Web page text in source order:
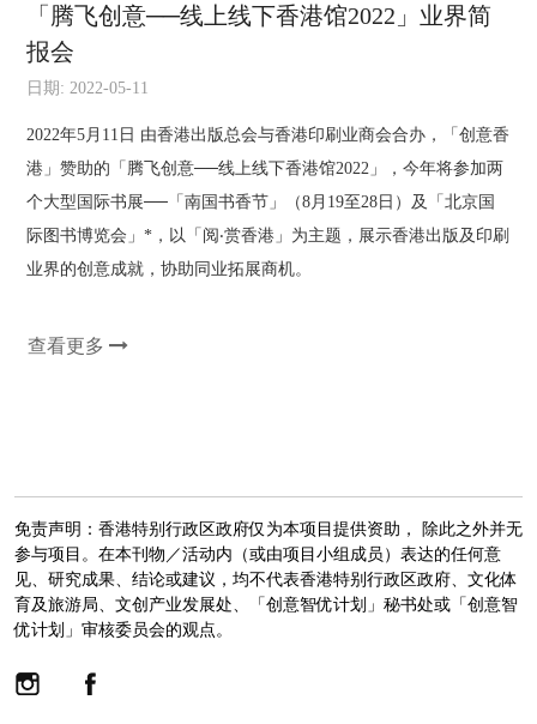
「腾飞创意──线上线下香港馆2022」业界简
报会
日期: 2022-05-11
2022年5月11日 由香港出版总会与香港印刷业商会合办，「创意香
港」赞助的「腾飞创意──线上线下香港馆2022」，今年将参加两
个大型国际书展──「南国书香节」（8月19至28日）及「北京国
际图书博览会」*，以「阅‧赏香港」为主题，展示香港出版及印刷
业界的创意成就，协助同业拓展商机。
查看更多
免责声明：香港特别行政区政府仅为本项目提供资助， 除此之外并无
参与项目。在本刊物／活动内（或由项目小组成员）表达的任何意
见、研究成果、结论或建议，均不代表香港特别行政区政府、文化体
育及旅游局、文创产业发展处、「创意智优计划」秘书处或「创意智
优计划」审核委员会的观点。